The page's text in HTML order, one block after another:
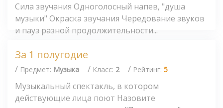
Сила звучания Одноголосный напев, "душа
музыки" Окраска звучания Чередование звуков
и пауз разной продолжительности...
За 1 полугодие
/ Предмет: Музыка / Класс: 2 / Рейтинг: 5
Музыкальный спектакль, в котором
действующие лица поют Назовите